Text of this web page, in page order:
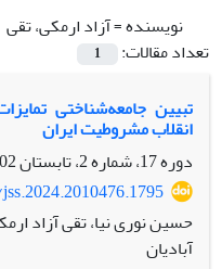
نویسنده =آزاد ارمکی، تقی
تعداد مقالات:
1
تبیین جامعه‌شناختی
انقلاب مشروطیت ایران
دوره 17، شماره 2، تابستان 1402، صفحه
حسین نوری نیا، تقی آزاد
آبادیان